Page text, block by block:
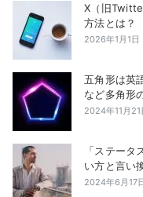
X（旧
方法とは？
2026年1月1日
五角形は英
など多角形
2024年11月21
「ステー
い方と言い
2024年6月17